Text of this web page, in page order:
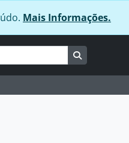
Mais Informações.
Busque